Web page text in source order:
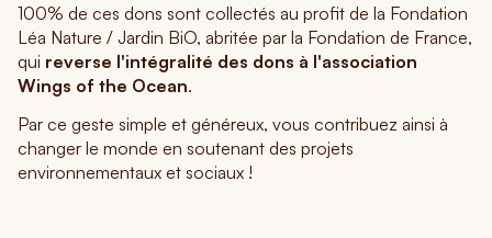
100% de ces dons sont collectés au profit de la Fondation
Léa Nature / Jardin BiO, abritée par la Fondation de France,
qui reverse l'intégralité des dons à l'association
Wings of the Ocean.
Par ce geste simple et généreux, vous contribuez ainsi à
changer le monde en soutenant des projets
environnementaux et sociaux !